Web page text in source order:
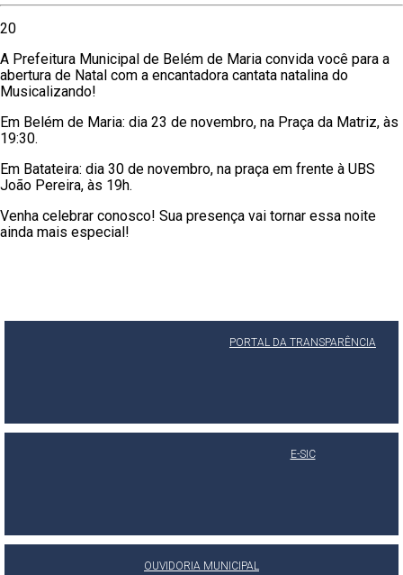
20
A Prefeitura Municipal de Belém de Maria convida você para a
abertura de Natal com a encantadora cantata natalina do
Musicalizando!
Em Belém de Maria: dia 23 de novembro, na Praça da Matriz, às
19:30.
Em Batateira: dia 30 de novembro, na praça em frente à UBS
João Pereira, às 19h.
Venha celebrar conosco! Sua presença vai tornar essa noite
ainda mais especial!
PORTAL DA TRANSPARÊNCIA
E-SIC
OUVIDORIA MUNICIPAL